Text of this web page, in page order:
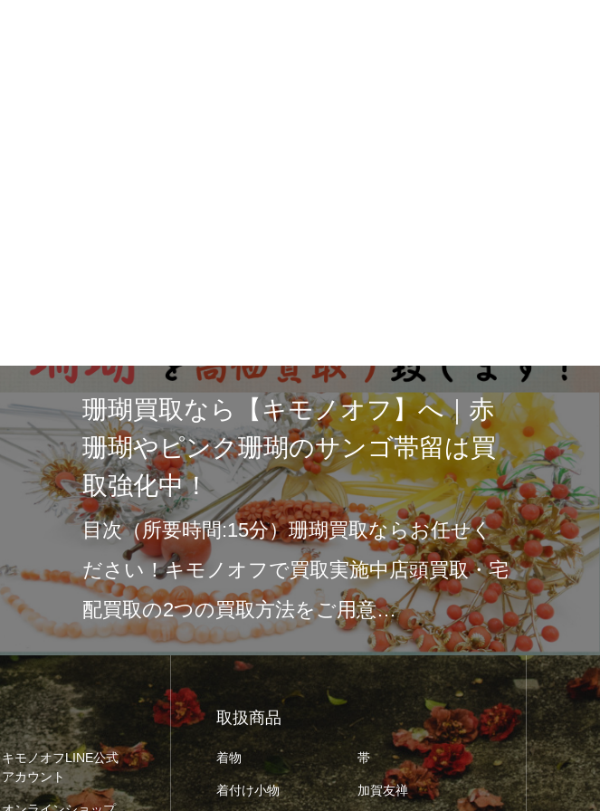
珊瑚買取なら【キモノオフ】へ｜赤
珊瑚やピンク珊瑚のサンゴ帯留は買
取強化中！
目次（所要時間:15分）珊瑚買取ならお任せく
ださい！キモノオフで買取実施中店頭買取・宅
配買取の2つの買取方法をご用意…
キモノオフLINE公式
アカウント
取扱商品
着物 帯
着付け小物 加賀友禅